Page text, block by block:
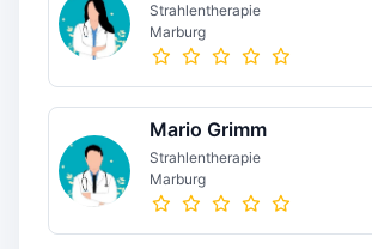
Strahlentherapie
Marburg
Mario Grimm
Strahlentherapie
Marburg